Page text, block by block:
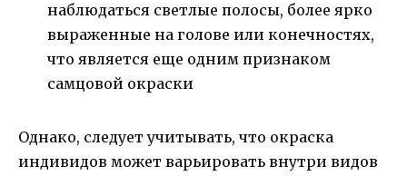
наблюдаться светлые полосы, более ярко
выраженные на голове или конечностях,
что является еще одним признаком
самцовой окраски
Однако, следует учитывать, что окраска
индивидов может варьировать внутри видов